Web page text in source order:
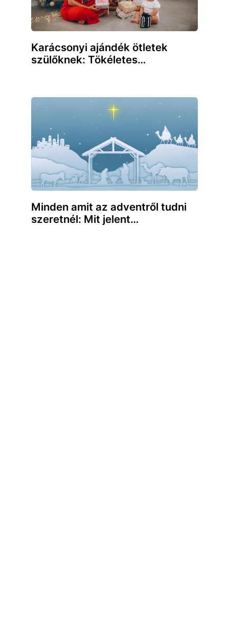
Karácsonyi ajándék ötletek
szülőknek: Tökéletes…
Minden amit az adventről tudni
szeretnél: Mit jelent…